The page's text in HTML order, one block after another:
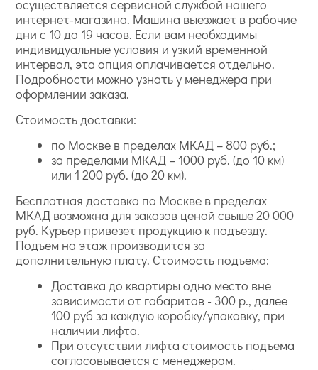
осуществляется сервисной службой нашего
интернет-магазина. Машина выезжает в рабочие
дни с 10 до 19 часов. Если вам необходимы
индивидуальные условия и узкий временной
интервал, эта опция оплачивается отдельно.
Подробности можно узнать у менеджера при
оформлении заказа.
Стоимость доставки:
по Москве в пределах МКАД – 800 руб.;
за пределами МКАД – 1000 руб. (до 10 км)
или 1 200 руб. (до 20 км).
Бесплатная доставка по Москве в пределах
МКАД возможна для заказов ценой свыше 20 000
руб. Курьер привезет продукцию к подъезду.
Подъем на этаж производится за
дополнительную плату. Стоимость подъема:
Доставка до квартиры одно место вне
зависимости от габаритов - 300 р., далее
100 руб за каждую коробку/упаковку, при
наличии лифта.
При отсутствии лифта стоимость подъема
согласовывается с менеджером.